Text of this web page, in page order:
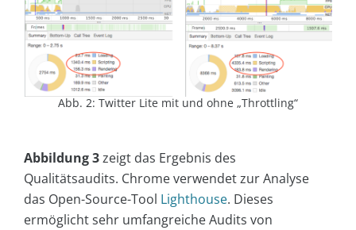
Abb. 2: Twitter Lite mit und ohne „Throttling“
Abbildung 3zeigt das Ergebnis des
Qualitätsaudits. Chrome verwendet zur Analyse
das Open-Source-Tool Lighthouse. Dieses
ermöglicht sehr umfangreiche Audits von